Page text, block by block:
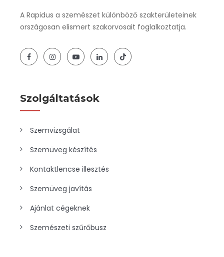
A Rapidus a szemészet különböző szakterületeinek
országosan elismert szakorvosait foglalkoztatja.
Szolgáltatások
Szemvizsgálat
Szemüveg készítés
Kontaktlencse illesztés
Szemüveg javítás
Ajánlat cégeknek
Szemészeti szűrőbusz